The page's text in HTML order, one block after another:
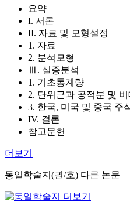
요약
I. 서론
II. 자료 및 모형설정
1. 자료
2. 분석모형
Ⅲ. 실증분석
1. 기초통계량
2. 단위근과 공적분 및
3. 한국, 미국 및 중국 주
IV. 결론
참고문헌
더보기
동일학술지(권/호) 다른 논문